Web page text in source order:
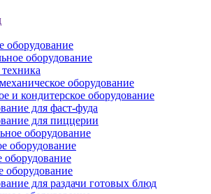
оборудование
оборудование
оборудование
и кондитерское оборудование
для фаст-фуда
для пиццерии
оборудование
оборудование
оборудование
для раздачи готовых блюд